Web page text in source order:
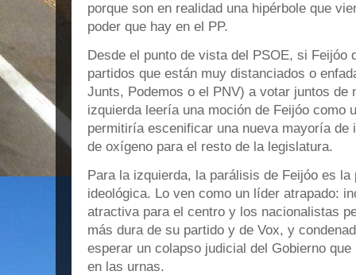
porque son en realidad una hipérbole que
poder que hay en el PP.
Desde el punto de vista del PSOE, si Feijóo
partidos que están muy distanciados o
Junts, Podemos o el PNV) a votar juntos de
izquierda leería una moción de Feijóo como
permitiría escenificar una nueva mayoría
de oxígeno para el resto de la legislatura.
Para la izquierda, la parálisis de Feijóo es la
ideológica. Lo ven como un líder atrapado:
atractiva para el centro y los nacionalistas
más dura de su partido y de Vox, y
esperar un colapso judicial del Gobierno
en las urnas.